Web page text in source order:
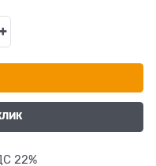
22%